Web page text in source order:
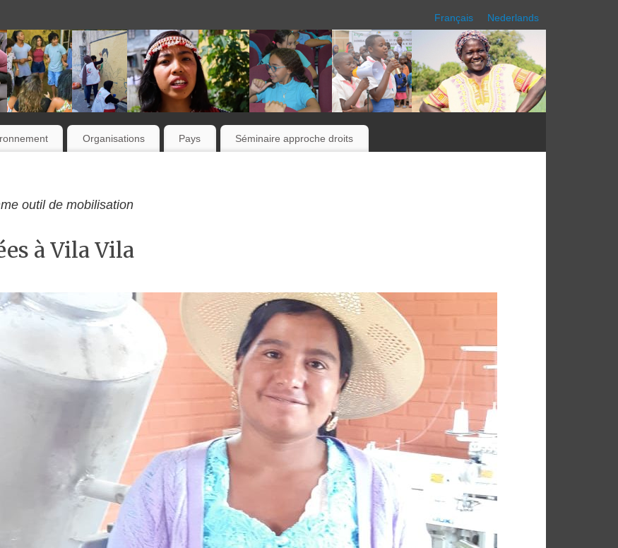
Français Nederlands
Organisations Pays Séminaire approche droits
outil de mobilisation
à Vila Vila